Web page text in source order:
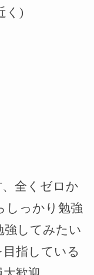
く )
全くゼロか
しっかり勉強
強してみたい
指している